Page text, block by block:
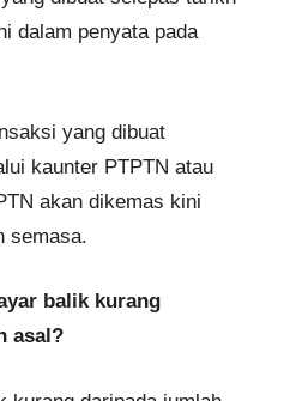
dalam penyata pada
yang dibuat
kaunter PTPTN atau
akan dikemas kini
semasa.
balik kurang
asal?